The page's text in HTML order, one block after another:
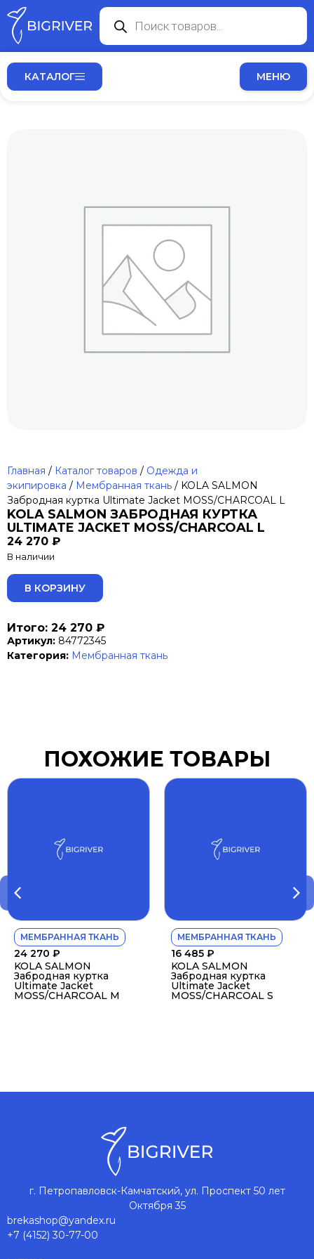
КАТАЛОГ МЕНЮ
Главная / Каталог товаров / Одежда и
экипировка / Мембранная ткань / KOLA SALMON
Забродная куртка Ultimate Jacket MOSS/CHARCOAL L
KOLA SALMON ЗАБРОДНАЯ КУРТКА
ULTIMATE JACKET MOSS/CHARCOAL L
24 270 ₽
В наличии
В КОРЗИНУ
Итого: 24 270 ₽
Артикул: 84772345
Категория: Мембранная ткань
ПОХОЖИЕ ТОВАРЫ
МЕМБРАННАЯ ТКАНЬ
24 270 ₽
KOLA SALMON
Забродная куртка
Ultimate Jacket
MOSS/CHARCOAL M
МЕМБРАННАЯ ТКАНЬ
16 485 ₽
KOLA SALMON
Забродная куртка
Ultimate Jacket
MOSS/CHARCOAL S
г. Петропавловск-Камчатский, ул. Проспект 50 лет
Октября 35
brekashop@yandex.ru
+7 (4152) 30-77-00